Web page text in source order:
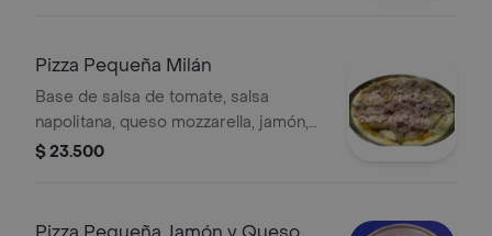
Pizza Pequeña Milán
Base de salsa de tomate, salsa
napolitana, queso mozzarella, jamón,
champiñones y tocineta, 6 porciones,
$ 23.500